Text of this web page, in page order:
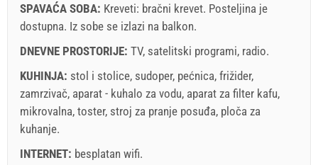
SPAVAĆA SOBA: Kreveti: bračni krevet. Posteljina je
dostupna. Iz sobe se izlazi na balkon.
DNEVNE PROSTORIJE: TV, satelitski programi, radio.
KUHINJA: stol i stolice, sudoper, pećnica, frižider,
zamrzivač, aparat - kuhalo za vodu, aparat za filter kafu,
mikrovalna, toster, stroj za pranje posuđa, ploča za
kuhanje.
INTERNET: besplatan wifi.